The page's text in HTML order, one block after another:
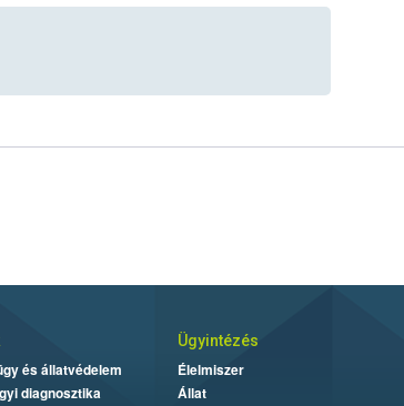
és állatvédelem
diagnosztika
Ügyintézés
Élelmiszer
Állat